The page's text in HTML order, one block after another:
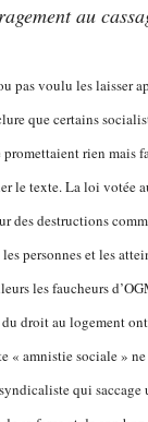
au
pas voulu les laisser
que certains
rien mais
le texte. La loi votée
des destructions
personnes et les
les faucheurs
droit au logement
« amnistie sociale »
qui saccage